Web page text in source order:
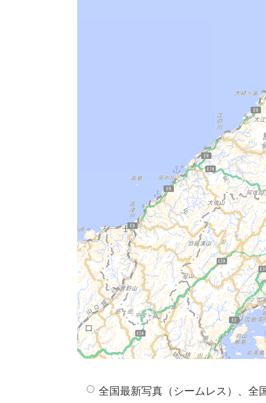
全国最新写真（シームレス）、全